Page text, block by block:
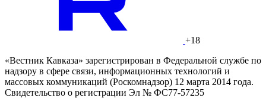
+18
«Вестник Кавказа» зарегистрирован в Федеральной службе по
надзору в сфере связи, информационных технологий и
массовых коммуникаций (Роскомнадзор) 12 марта 2014 года.
Свидетельство о регистрации Эл № ФС77-57235